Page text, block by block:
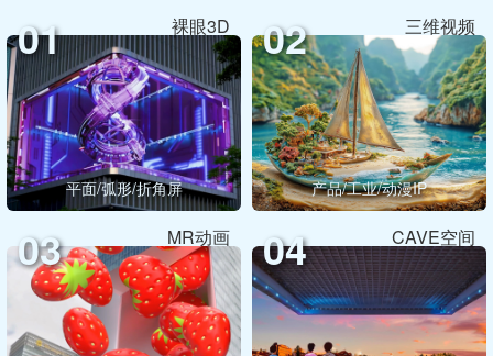
01 裸眼3D
平面/弧形/折角屏
02 三维视频
产品/工业/动漫IP
03 MR动画 04 CAVE空间